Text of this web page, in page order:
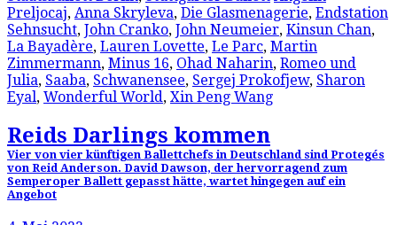
Preljocaj, Anna Skryleva, Die Glasmenagerie, Endstation
Sehnsucht, John Cranko, John Neumeier, Kinsun Chan,
La Bayadère, Lauren Lovette, Le Parc, Martin
Zimmermann, Minus 16, Ohad Naharin, Romeo und
Julia, Saaba, Schwanensee, Sergej Prokofjew, Sharon
Eyal, Wonderful World, Xin Peng Wang
Reids Darlings kommen
Vier von vier künftigen Ballettchefs in Deutschland sind Protegés
von Reid Anderson. David Dawson, der hervorragend zum
Semperoper Ballett gepasst hätte, wartet hingegen auf ein
Angebot